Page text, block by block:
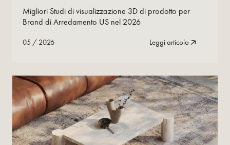
2026
Migliori Studi di visualizzazione 3D di prodotto per
Brand di Arredamento US nel 2026
05 / 2026 Leggi articolo